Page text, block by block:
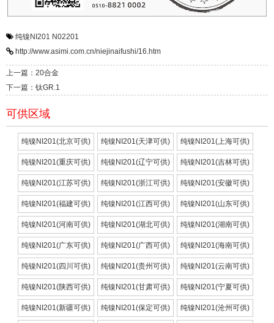
纯镍NI201 N02201
http://www.asimi.com.cn/niejinaifushi/16.htm
上一篇：20合金
下一篇：钛GR.1
可供区域
纯镍NI201(北京可供) 纯镍NI201(天津可供) 纯镍NI201(上海可供)
纯镍NI201(重庆可供) 纯镍NI201(辽宁可供) 纯镍NI201(吉林可供)
纯镍NI201(江苏可供) 纯镍NI201(浙江可供) 纯镍NI201(安徽可供)
纯镍NI201(福建可供) 纯镍NI201(江西可供) 纯镍NI201(山东可供)
纯镍NI201(河南可供) 纯镍NI201(湖北可供) 纯镍NI201(湖南可供)
纯镍NI201(广东可供) 纯镍NI201(广西可供) 纯镍NI201(海南可供)
纯镍NI201(四川可供) 纯镍NI201(贵州可供) 纯镍NI201(云南可供)
纯镍NI201(陕西可供) 纯镍NI201(甘肃可供) 纯镍NI201(宁夏可供)
纯镍NI201(新疆可供) 纯镍NI201(保定可供) 纯镍NI201(沧州可供)